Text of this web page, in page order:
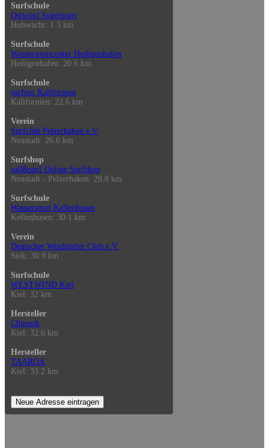
Surfschule
Ostwind Segelsport
Hohwacht: 1.3 km
Surfschule
Wassersportcenter Heiligenhafen
Heiligenhafen: 20.6 km
Surfschule
surfing Kalifornien
Kalifornien: 22.6 km
Verein
Surfclub Pelzerhaken e.V.
Neustadt: 26.6 km
Surfshop
sail&surf Online Surfshop
Neustadt - Pelzerhaken: 29.8 km
Surfschule
Wassersport Kellenhusen
Kellenhusen: 30.1 km
Verein
Deutscher Windsurfer Club e.V.
Siek: 30.9 km
Surfschule
WESTWIND Kiel
Kiel: 32 km
Hersteller
Chinook
Kiel: 32.6 km
Hersteller
TAAROA
Kiel: 33.2 km
Neue Adresse eintragen